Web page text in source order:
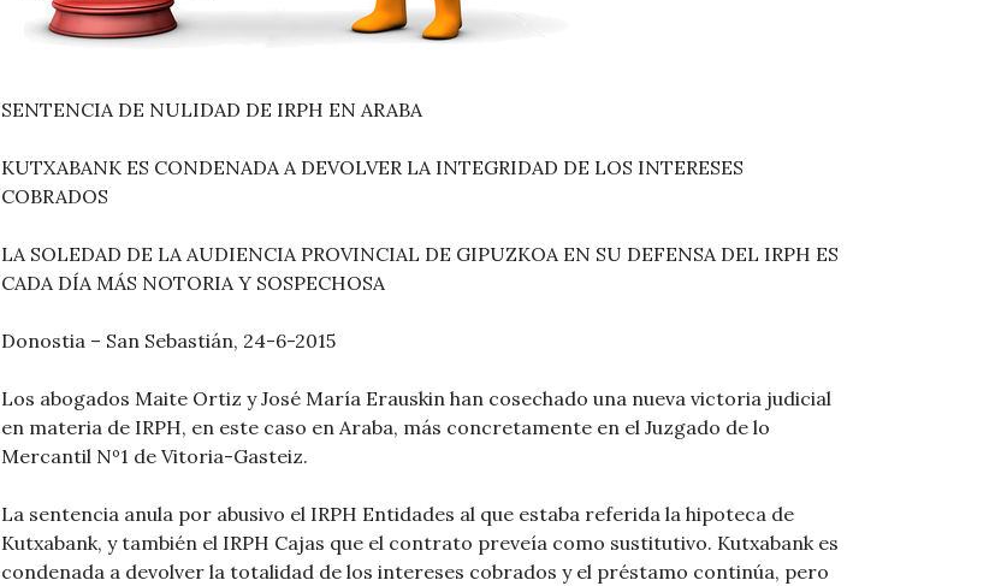
SENTENCIA DE NULIDAD DE IRPH EN ARABA
KUTXABANK ES CONDENADA A DEVOLVER LA INTEGRIDAD DE LOS INTERESES
COBRADOS
LA SOLEDAD DE LA AUDIENCIA PROVINCIAL DE GIPUZKOA EN SU DEFENSA DEL IRPH ES
CADA DÍA MÁS NOTORIA Y SOSPECHOSA
Donostia – San Sebastián, 24-6-2015
Los abogados Maite Ortiz y José María Erauskin han cosechado una nueva victoria judicial
en materia de IRPH, en este caso en Araba, más concretamente en el Juzgado de lo
Mercantil Nº1 de Vitoria-Gasteiz.
La sentencia anula por abusivo el IRPH Entidades al que estaba referida la hipoteca de
Kutxabank, y también el IRPH Cajas que el contrato preveía como sustitutivo. Kutxabank es
condenada a devolver la totalidad de los intereses cobrados y el préstamo continúa, pero